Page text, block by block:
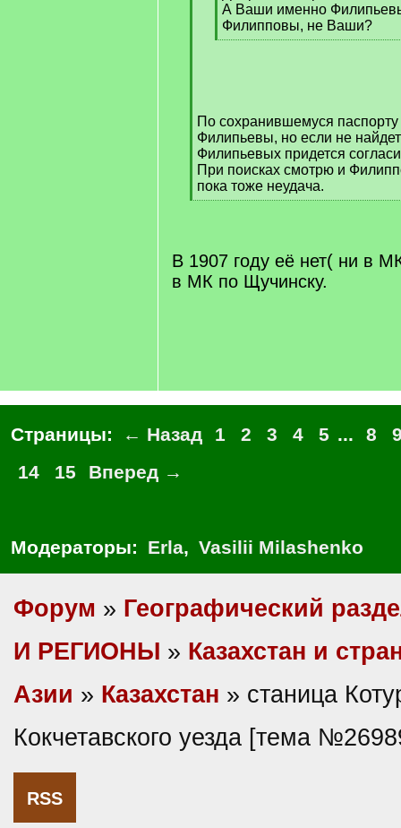
А Ваши именно
Филипповы, не Ваши?
[
По сохранившемуся паспорту
Филипьевы, но если не
Филипьевых придется
При поисках смотрю и
пока тоже неудача.
[
В 1907 году её нет( ни в
в МК по Щучинску.
Страницы: ← Назад 1 2 3 4 5 ... 8
14
15 Вперед →
Модераторы: Erla, Vasilii Milashenko
Форум » Географический
И РЕГИОНЫ » Казахстан и
Азии » Казахстан » станица
Кокчетавского уезда [тема
RSS